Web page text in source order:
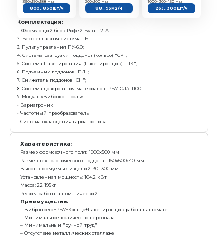
- Компрессор
5. Модуль «Виброконтроль»
- Вариатроник
- Частотный преобразователь
- Система охлаждения вариатроника
Характеристика:
Размер формовочного поля: 1000х500 мм
Размер технологического поддона: 1150х600х40 мм
Высота формуемых изделий: 30...300 мм
Установленная мощность: 82 кВт
Масса: 15 670кг
Режим работы: автоматический
Преимущества:
Полноценный Бетонный завод + вибропресс
Выпуск товарного бетона до 25куб/м в ч.
Универсальная комплектация с максимальным